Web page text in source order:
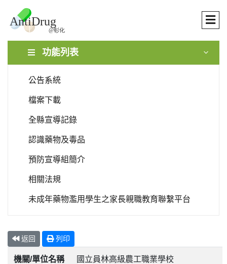
功能列表
公告系統
檔案下載
全縣宣導記錄
認識藥物及毒品
預防宣導組簡介
相關法規
未成年藥物濫用學生之家長親職教育聯繫平台
返回 列印
機關/單位名稱 國立員林高級農工職業學校